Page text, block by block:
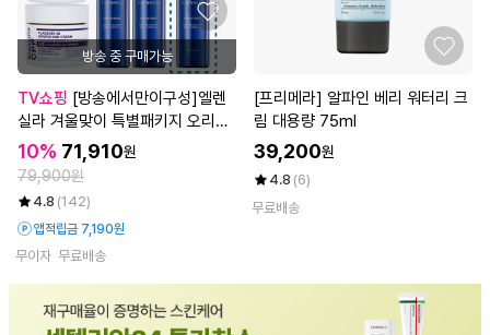
방송 중 구매가능
TV쇼핑
실라 겨울맞이 특별패키지 오리지
날 달팽이크림5+태반크림2+최신
상 앰플미스트2+상품평시 미스트
한통 더!
10% 71,910원
79,900원
4.8 (142)
앱적립금 7,190원
무이자 무료배송
[프리메라] 알파인 베리 워터리 크
림 대용량 75ml
39,200원
4.8 (6)
무료배송